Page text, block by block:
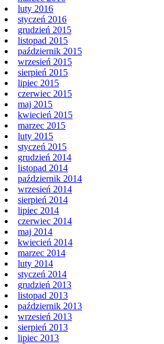
luty 2016
styczeń 2016
grudzień 2015
listopad 2015
październik 2015
wrzesień 2015
sierpień 2015
lipiec 2015
czerwiec 2015
maj 2015
kwiecień 2015
marzec 2015
luty 2015
styczeń 2015
grudzień 2014
listopad 2014
październik 2014
wrzesień 2014
sierpień 2014
lipiec 2014
czerwiec 2014
maj 2014
kwiecień 2014
marzec 2014
luty 2014
styczeń 2014
grudzień 2013
listopad 2013
październik 2013
wrzesień 2013
sierpień 2013
lipiec 2013